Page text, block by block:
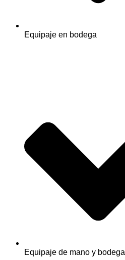
Equipaje en bodega
Equipaje de mano y bodega